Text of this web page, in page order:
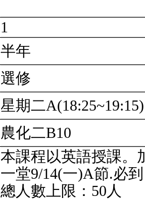
1
半年
選修
星期二
農化二B10
本課程以英語授課。
一堂9/14(一)A節.必
總人數上限：50人